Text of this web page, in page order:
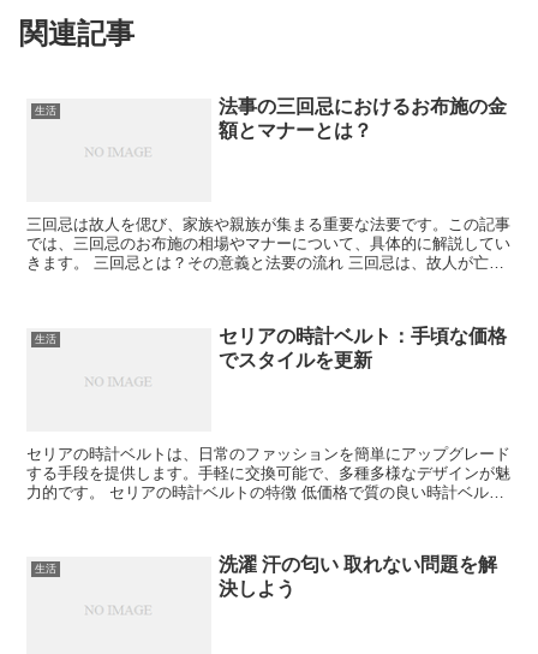
関連記事
生活
法事の三回忌におけるお布施の金
額とマナーとは？
三回忌は故人を偲び、家族や親族が集まる重要な法要です。この記事
では、三回忌のお布施の相場やマナーについて、具体的に解説してい
きます。 三回忌とは？その意義と法要の流れ 三回忌は、故人が亡く
生活
セリアの時計ベルト：手頃な価格
でスタイルを更新
セリアの時計ベルトは、日常のファッションを簡単にアップグレード
する手段を提供します。手軽に交換可能で、多種多様なデザインが魅
力的です。 セリアの時計ベルトの特徴 低価格で質の良い時計ベルト
生活
洗濯 汗の匂い 取れない問題を解
決しよう